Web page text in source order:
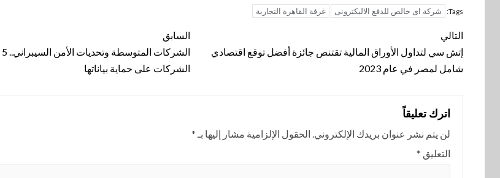
Tags: شركة اى خالص للدفع الاليكترونى غرفة القاهرة التجارية
تنقل
المقالة
السابق
الشركات على حماية بياناتها
التالي
إتش سي لتداول الأوراق المالية تقتنص جائزة أفضل توقع اقتصادي
شامل لمصر في عام 2023
اترك تعليقاً
لن يتم نشر عنوان بريدك الإلكتروني. الحقول الإلزامية مشار إليها بـ *
التعليق *